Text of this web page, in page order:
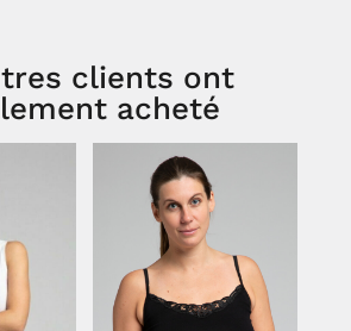
clients ont
acheté